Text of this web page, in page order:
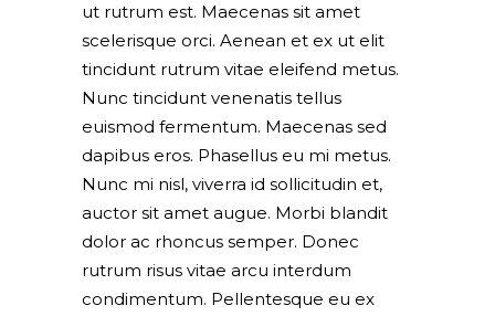
ut rutrum est. Maecenas sit amet
scelerisque orci. Aenean et ex ut elit
tincidunt rutrum vitae eleifend metus.
Nunc tincidunt venenatis tellus
euismod fermentum. Maecenas sed
dapibus eros. Phasellus eu mi metus.
Nunc mi nisl, viverra id sollicitudin et,
auctor sit amet augue. Morbi blandit
dolor ac rhoncus semper. Donec
rutrum risus vitae arcu interdum
condimentum. Pellentesque eu ex